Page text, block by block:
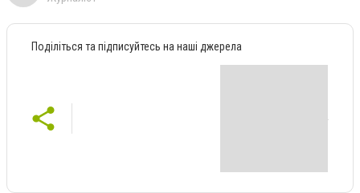
Поділіться та підписуйтесь на наші джерела